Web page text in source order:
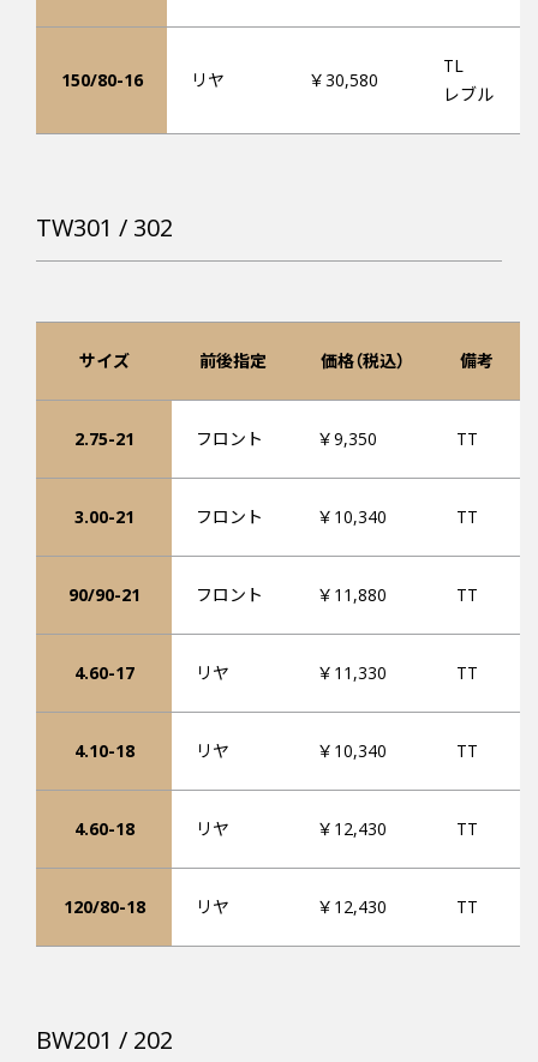
150/80-16 リヤ ￥30,580
TL
レブル
TW301 / 302
サイズ 前後指定 価格（税込） 備考
2.75-21 フロント ￥9,350 TT
3.00-21 フロント ￥10,340 TT
90/90-21 フロント ￥11,880 TT
4.60-17 リヤ ￥11,330 TT
4.10-18 リヤ ￥10,340 TT
4.60-18 リヤ ￥12,430 TT
120/80-18 リヤ ￥12,430 TT
BW201 / 202